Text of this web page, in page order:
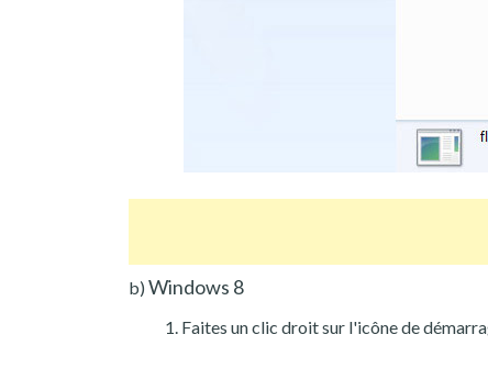
b) Windows 8
Faites un clic droit sur l'icône de